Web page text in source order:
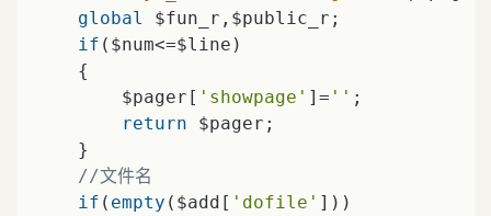
global
$fun_r,$public_r;
if ($num<=$line)
    {
        $pager[
'showpage' ]= '' ;
return $pager;
    }
//文件名
if ( empty ($add[ 'dofile' ]))